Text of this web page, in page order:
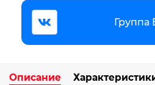
Группа
Описание